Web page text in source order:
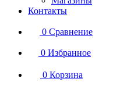
Контакты
0 Сравнение
0 Избранное
0 Корзина